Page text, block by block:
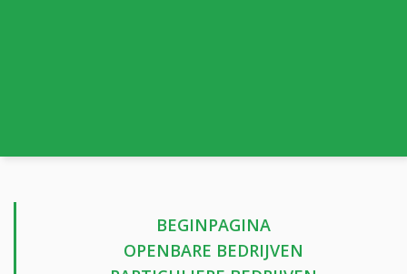
BEGINPAGINA
OPENBARE BEDRIJVEN